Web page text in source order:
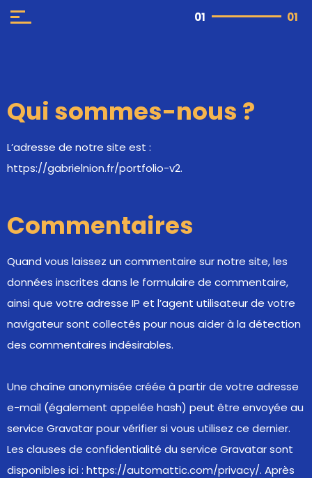
01 01
Politique de confidentialité
Qui sommes-nous ?
L’adresse de notre site est :
https://gabrielnion.fr/portfolio-v2.
Commentaires
Quand vous laissez un commentaire sur notre site, les
données inscrites dans le formulaire de commentaire,
ainsi que votre adresse IP et l’agent utilisateur de votre
navigateur sont collectés pour nous aider à la détection
des commentaires indésirables.
Une chaîne anonymisée créée à partir de votre adresse
e-mail (également appelée hash) peut être envoyée au
service Gravatar pour vérifier si vous utilisez ce dernier.
Les clauses de confidentialité du service Gravatar sont
disponibles ici : https://automattic.com/privacy/. Après